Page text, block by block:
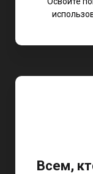
Всем,